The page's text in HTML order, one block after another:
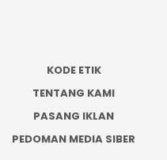
KODE ETIK
TENTANG KAMI
PASANG IKLAN
PEDOMAN MEDIA SIBER